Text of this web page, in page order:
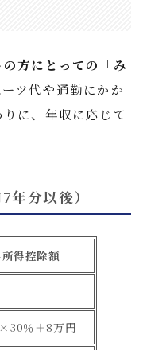
方にとっての「み
ツ代や通勤にかか
に、年収に応じて
分以後）
得控除額
％＋8万円